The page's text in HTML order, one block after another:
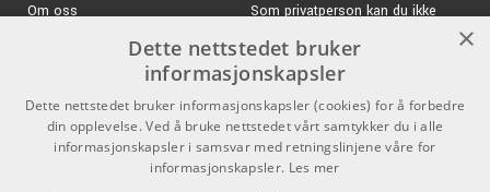
Om oss
GDPR & Cookies
Som privatperson kan du ikke
kjøpe på denne nettsiden, alt salg
skjer gjennom våre forhandlere.
info@emnordic.no
×
Dette nettstedet bruker
informasjonskapsler
Dette nettstedet bruker informasjonskapsler (cookies) for å forbedre
din opplevelse. Ved å bruke nettstedet vårt samtykker du i alle
informasjonskapsler i samsvar med retningslinjene våre for
informasjonskapsler. Les mer